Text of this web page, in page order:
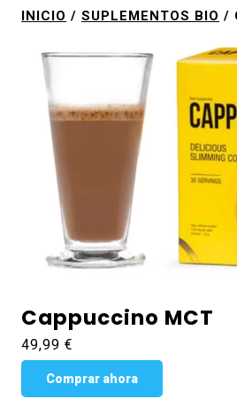
INICIO / SUPLEMENTOS BIO /
Cappuccino MCT
49,99 €
Comprar ahora